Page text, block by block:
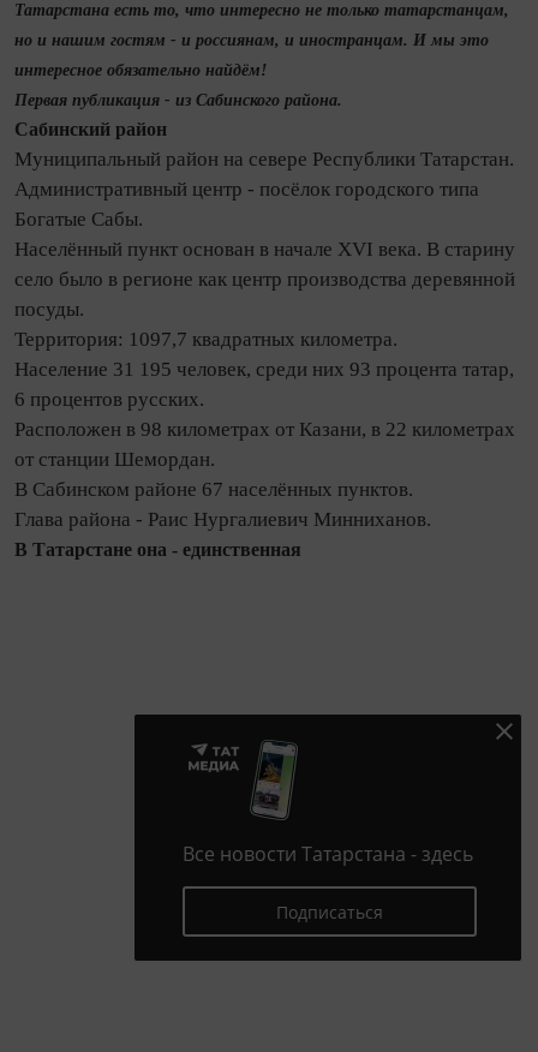
Татарстана есть то, что интересно не только татарстанцам,
но и нашим гостям - и россиянам, и иностранцам. И мы это
интересное обязательно найдём!
Первая публикация - из Сабинского района.
Сабинский район
Муниципальный район на севере Республики Татарстан.
Административный центр - посёлок городского типа
Богатые Сабы.
Населённый пункт основан в начале XVI века. В старину
село было в регионе как центр производства деревянной
посуды.
Территория: 1097,7 квадратных километра.
Население 31 195 человек, среди них 93 процента татар,
6 процентов русских.
Расположен в 98 километрах от Казани, в 22 километрах
от станции Шемордан.
В Сабинском районе 67 населённых пунктов.
Глава района - Раис Нургалиевич Минниханов.
В Татарстане она - единственная
Все новости Татарстана - здесь
Подписаться